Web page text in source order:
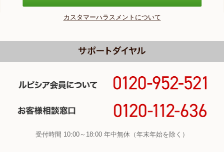
カスタマーハラスメントについて
受付時間 10:00～18:00 年中無休（年末年始を除く）